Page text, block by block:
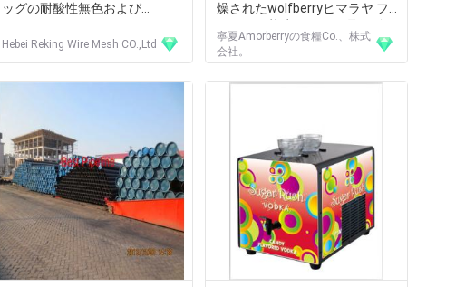
ッグの耐酸性無色および
Ordorless
Hebei Reking Wire Mesh CO.,Ltd
燥されたwolfberryヒマラヤ フ
ルーツの茶咳Gouqiziを取り除く
ため
寧夏Amorberryの食糧Co.、株式
会社。